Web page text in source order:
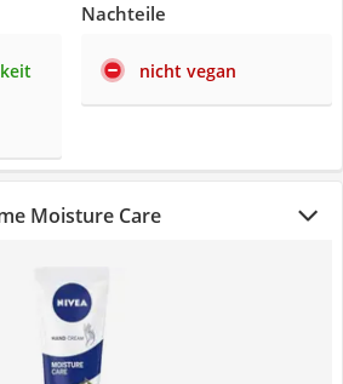
Nachteile
nicht vegan
Moisture Care